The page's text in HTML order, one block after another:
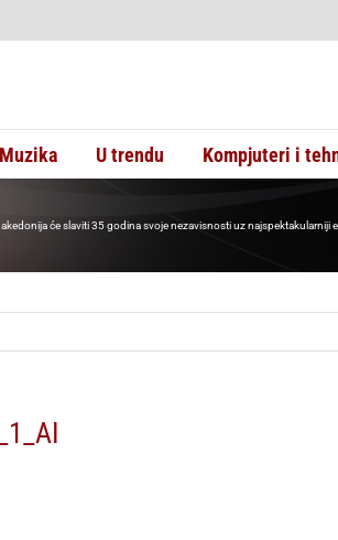
Muzika U trendu Kompjuteri i
će slaviti 35 godina svoje nezavisnosti uz najspektakularniji